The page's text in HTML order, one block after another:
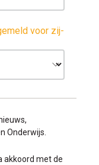
voor zij-
Onderwijs.
akkoord met de